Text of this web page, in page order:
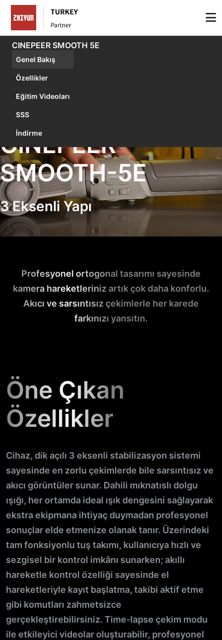
CINEPEER SMOOTH 5E
Genel Bakış
Özellikler
Eğitim Videoları
SSS
İndirme
CINEPEER
SMOOTH-5E
3 Eksenli Yapı
Profesyonel ortogonal tasarımı sayesinde
kamera hareketleriniz artık çok daha konforlu.
Akıcı ve sarsıntısız çekimlerle her karede
farkınızı yansıtın.
Öne Çıkan
Özellikler
Cihaz, dik açılı 3 eksenli stabilizasyon sistemi
sayesinde en zorlu çekimlerde bile sarsıntısız ve
akıcı görüntüler sunar. Dahili mıknatıslı dolgu
ışığı, her ortamda ideal ışık dengesini sağlayarak
ekstra ekipmana ihtiyaç duymadan profesyonel
sonuçlar elde etmenize olanak tanır. Üzerindeki
tam fonksiyonlu tuş takımı, kullanıcıya hızlı ve
sezgisel bir kontrol imkânı sunarken; akıllı
hareketle kontrol özelliği sayesinde el
hareketleriyle kayıt başlatma, takibi aktif etme
gibi komutları zahmetsizce
gerçekleştirebilirsiniz. Time-lapse çekim modu
ile etkileyici videolar oluşturabilir, profesyonel